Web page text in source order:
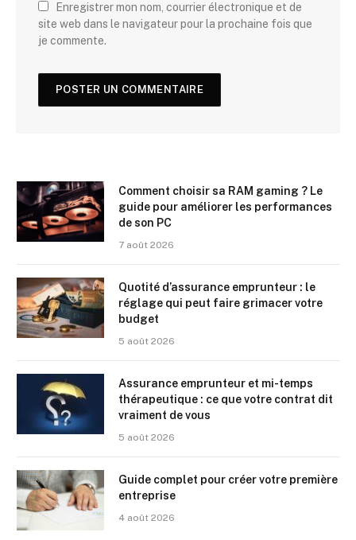
Enregistrer mon nom, courrier électronique et de
site web dans le navigateur pour la prochaine fois que
je commente.
Comment choisir sa RAM gaming ? Le
guide pour améliorer les performances
de son PC
7 août 2026
Quotité d’assurance emprunteur : le
réglage qui peut faire grimacer votre
budget
5 août 2026
Assurance emprunteur et mi-temps
thérapeutique : ce que votre contrat dit
vraiment de vous
5 août 2026
Guide complet pour créer votre première
entreprise
4 août 2026